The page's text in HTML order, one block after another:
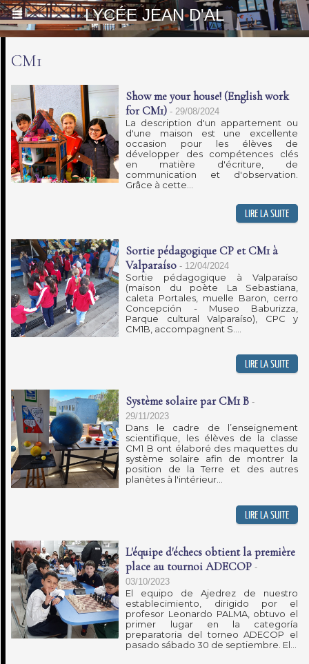
LYCÉE JEAN D'AL
CM1
Show me your house! (English work
for CM1) - 29/08/2024
La description d'un appartement ou
d'une maison est une excellente
occasion pour les élèves de
développer des compétences clés
en matière d'écriture, de
communication et d'observation.
Grâce à cette...
Sortie pédagogique CP et CM1 à
Valparaíso - 12/04/2024
Sortie pédagogique à Valparaíso
(maison du poète La Sebastiana,
caleta Portales, muelle Baron, cerro
Concepción - Museo Baburizza,
Parque cultural Valparaíso), CPC y
CM1B, accompagnent S....
Système solaire par CM1 B -
29/11/2023
Dans le cadre de l’enseignement
scientifique, les élèves de la classe
CM1 B ont élaboré des maquettes du
système solaire afin de montrer la
position de la Terre et des autres
planètes à l'intérieur...
L'équipe d'échecs obtient la première
place au tournoi ADECOP -
03/10/2023
El equipo de Ajedrez de nuestro
establecimiento, dirigido por el
profesor Leonardo PALMA, obtuvo el
primer lugar en la categoría
preparatoria del torneo ADECOP el
pasado sábado 30 de septiembre. El...